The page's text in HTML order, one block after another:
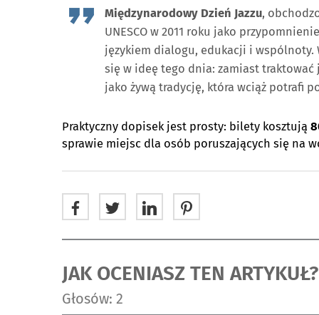
Międzynarodowy Dzień Jazzu,
UNESCO w 2011 roku jako
językiem dialogu, edukacji i
się w ideę tego dnia: zamiast
jako żywą tradycję, która wciąż potrafi
Praktyczny dopisek jest prosty: bilety kosztują
sprawie miejsc dla osób poruszających się na
JAK OCENIASZ TEN ARTYKUŁ?
Głosów: 2